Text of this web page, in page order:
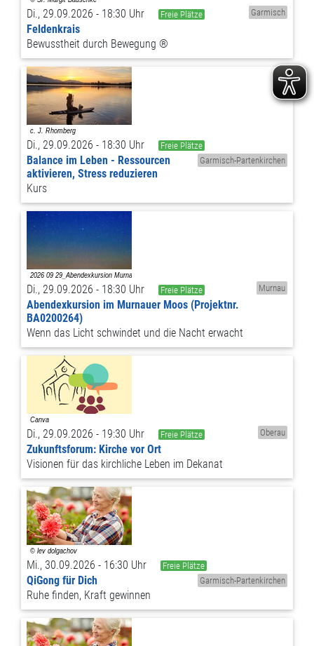
Di., 29.09.2026 - 18:30 Uhr Freie Plätze Garmisch
Feldenkrais
Bewusstheit durch Bewegung ®
Di., 29.09.2026 - 18:30 Uhr
Freie Plätze
Garmisch-Partenkirchen
Balance im Leben - Ressourcen
aktivieren, Stress reduzieren
Kurs
Di., 29.09.2026 - 18:30 Uhr Freie Plätze Murnau
Abendexkursion im Murnauer Moos (Projektnr.
BA0200264)
Wenn das Licht schwindet und die Nacht erwacht
Di., 29.09.2026 - 19:30 Uhr Freie Plätze Oberau
Zukunftsforum: Kirche vor Ort
Visionen für das kirchliche Leben im Dekanat
Mi., 30.09.2026 - 16:30 Uhr
Freie Plätze
Garmisch-Partenkirchen
QiGong für Dich
Ruhe finden, Kraft gewinnen